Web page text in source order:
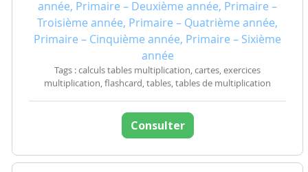
année, Primaire – Deuxième année, Primaire –
Troisième année, Primaire – Quatrième année,
Primaire – Cinquième année, Primaire – Sixième
année
Tags : calculs tables multiplication, cartes, exercices
multiplication, flashcard, tables, tables de multiplication
Consulter